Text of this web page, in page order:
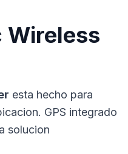
Wireless
esta hecho para
GPS integrado
solucion